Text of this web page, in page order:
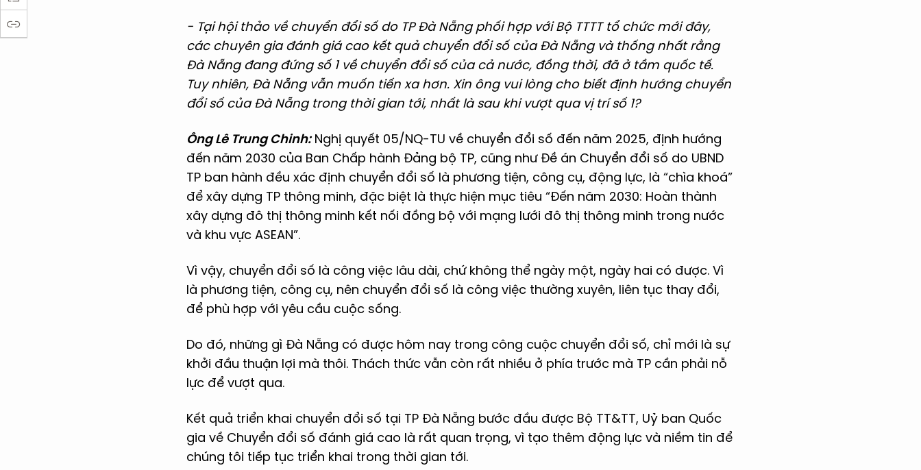
- Tại hội thảo về chuyển đổi số do TP Đà Nẵng phối hợp với Bộ TTTT tổ chức mới đây,
các chuyên gia đánh giá cao kết quả chuyển đổi số của Đà Nẵng và thống nhất rằng
Đà Nẵng đang đứng số 1 về chuyển đổi số của cả nước, đồng thời, đã ở tầm quốc tế.
Tuy nhiên, Đà Nẵng vẫn muốn tiến xa hơn. Xin ông vui lòng cho biết định hướng chuyển
đổi số của Đà Nẵng trong thời gian tới, nhất là sau khi vượt qua vị trí số 1?
Ông Lê Trung Chinh:Nghị quyết 05/NQ-TU về chuyển đổi số đến năm 2025, định hướng
đến năm 2030 của Ban Chấp hành Đảng bộ TP, cũng như Đề án Chuyển đổi số do UBND
TP ban hành đều xác định chuyển đổi số là phương tiện, công cụ, động lực, là “chìa khoá”
để xây dựng TP thông minh, đặc biệt là thực hiện mục tiêu “Đến năm 2030: Hoàn thành
xây dựng đô thị thông minh kết nối đồng bộ với mạng lưới đô thị thông minh trong nước
và khu vực ASEAN”.
Vì vậy, chuyển đổi số là công việc lâu dài, chứ không thể ngày một, ngày hai có được. Vì
là phương tiện, công cụ, nên chuyển đổi số là công việc thường xuyên, liên tục thay đổi,
để phù hợp với yêu cầu cuộc sống.
Do đó, những gì Đà Nẵng có được hôm nay trong công cuộc chuyển đổi số, chỉ mới là sự
khởi đầu thuận lợi mà thôi. Thách thức vẫn còn rất nhiều ở phía trước mà TP cần phải nỗ
lực để vượt qua.
Kết quả triển khai chuyển đổi số tại TP Đà Nẵng bước đầu được Bộ TT&TT, Uỷ ban Quốc
gia về Chuyển đổi số đánh giá cao là rất quan trọng, vì tạo thêm động lực và niềm tin để
chúng tôi tiếp tục triển khai trong thời gian tới.